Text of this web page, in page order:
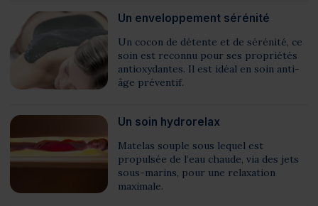
Un enveloppement sérénité
Un cocon de détente et de sérénité, ce
soin est reconnu pour ses propriétés
antioxydantes. Il est idéal en soin anti-
âge préventif.
Un soin hydrorelax
Matelas souple sous lequel est
propulsée de l’eau chaude, via des jets
sous-marins, pour une relaxation
maximale.